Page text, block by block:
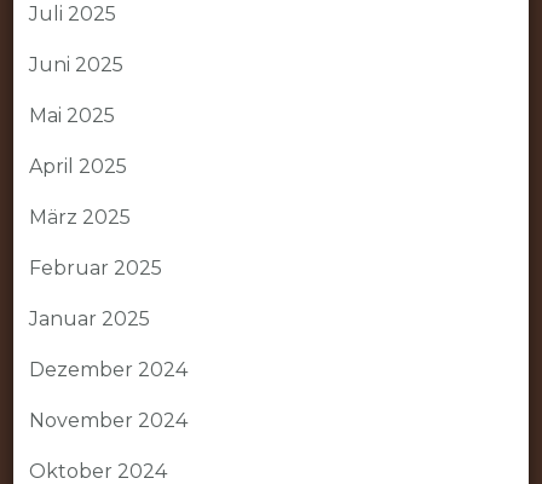
Juli 2025
Juni 2025
Mai 2025
April 2025
März 2025
Februar 2025
Januar 2025
Dezember 2024
November 2024
Oktober 2024